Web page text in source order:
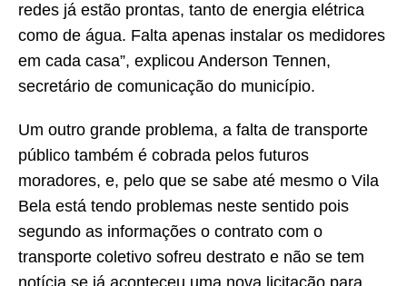
redes já estão prontas, tanto de energia elétrica
como de água. Falta apenas instalar os medidores
em cada casa”, explicou Anderson Tennen,
secretário de comunicação do município.
Um outro grande problema, a falta de transporte
público também é cobrada pelos futuros
moradores, e, pelo que se sabe até mesmo o Vila
Bela está tendo problemas neste sentido pois
segundo as informações o contrato com o
transporte coletivo sofreu destrato e não se tem